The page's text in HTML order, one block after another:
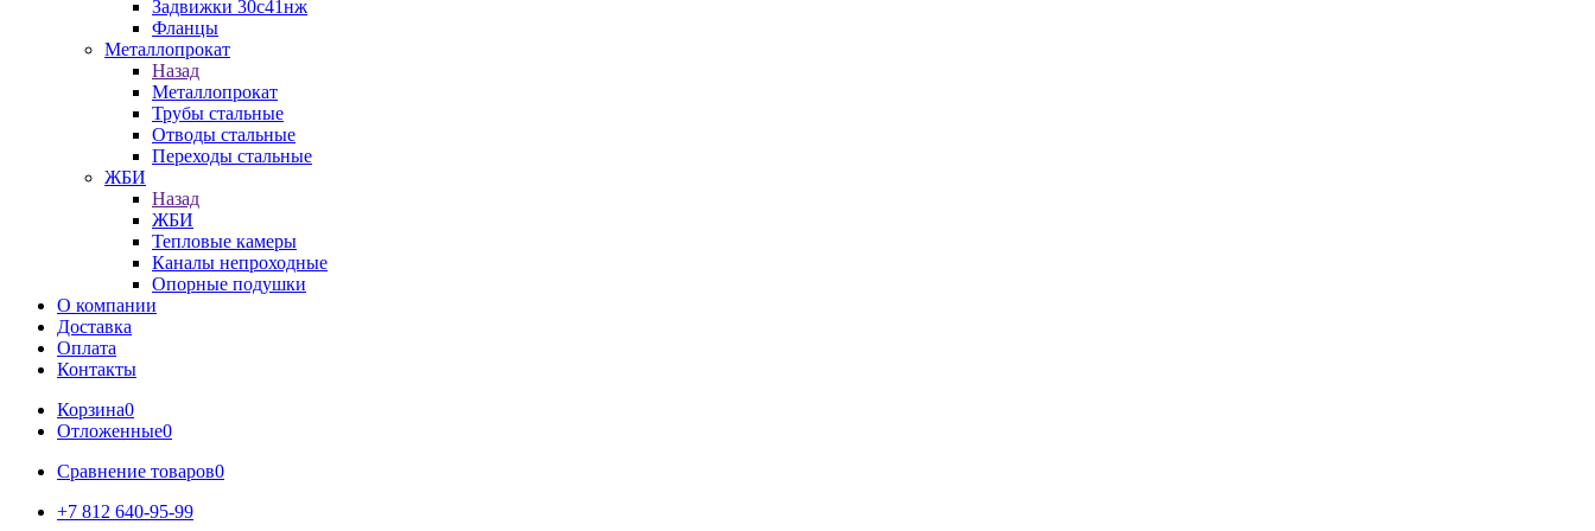
Задвижки 30с41нж
Фланцы
Металлопрокат
Назад
Металлопрокат
Трубы стальные
Отводы стальные
Переходы стальные
ЖБИ
Назад
ЖБИ
Тепловые камеры
Каналы непроходные
Опорные подушки
О компании
Доставка
Оплата
Контакты
Корзина0
Отложенные0
Сравнение товаров0
+7 812 640-95-99